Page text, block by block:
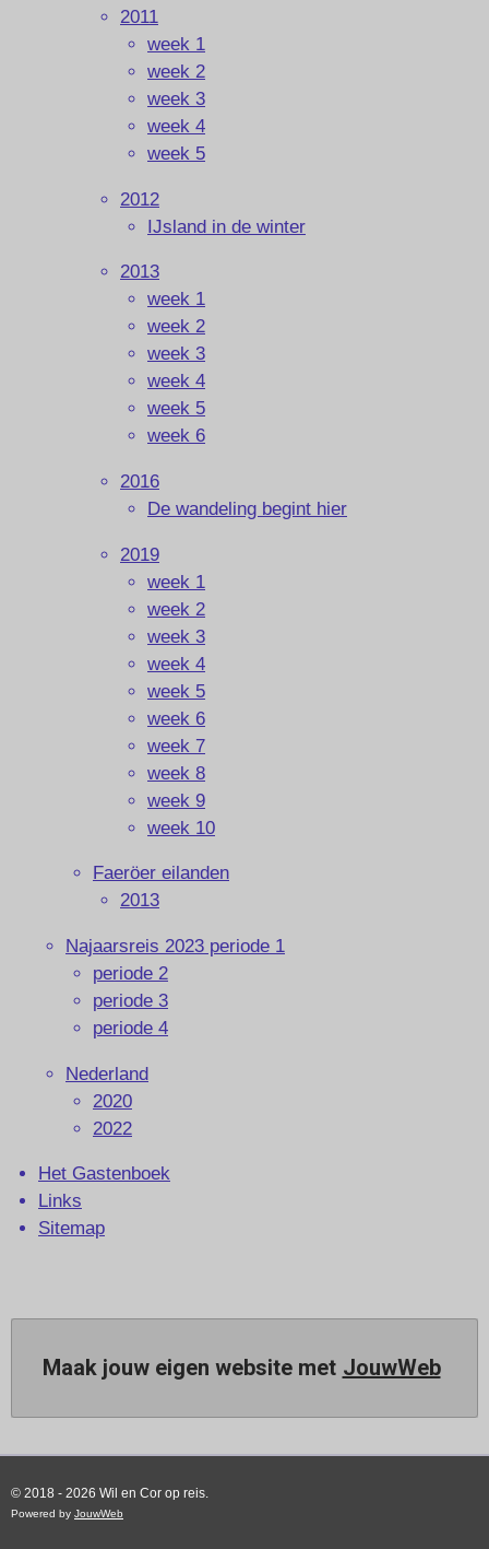
2011
week 1
week 2
week 3
week 4
week 5
2012
IJsland in de winter
2013
week 1
week 2
week 3
week 4
week 5
week 6
2016
De wandeling begint hier
2019
week 1
week 2
week 3
week 4
week 5
week 6
week 7
week 8
week 9
week 10
Faeröer eilanden
2013
Najaarsreis 2023 periode 1
periode 2
periode 3
periode 4
Nederland
2020
2022
Het Gastenboek
Links
Sitemap
Maak jouw eigen website met JouwWeb
© 2018 - 2026 Wil en Cor op reis.
Powered by JouwWeb